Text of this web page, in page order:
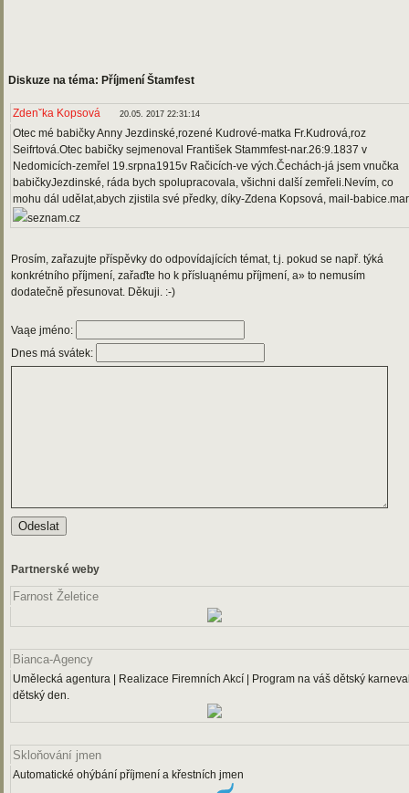
Diskuze na téma: Příjmení Štamfest
Zdenˇka Kopsová 20.05. 2017 22:31:14
Otec mé babičky Anny Jezdinské,rozené Kudrové-matka Fr.Kudrová,roz
Seifrtová.Otec babičky sejmenoval František Stammfest-nar.26:9.1837 v
Nedomicích-zemřel 19.srpna1915v Račicích-ve vých.Čechách-já jsem vnučka
babičkyJezdinské, ráda bych spolupracovala, všichni další zemřeli.Nevím, co
mohu dál udělat,abych zjistila své předky, díky-Zdena Kopsová, mail-
seznam.cz
Prosím, zařazujte příspěvky do odpovídajících témat, t.j. pokud se např. týká
konkrétního příjmení, zařaďte ho k přísluąnému příjmení, a» to nemusím
dodatečně přesunovat. Děkuji. :-)
Vaąe jméno:
Dnes má svátek:
Partnerské weby
Farnost Želetice
Bianca-Agency
Umělecká agentura | Realizace Firemních Akcí | Program na váš dětský
dětský den.
Skloňování jmen
Automatické ohýbání příjmení a křestních jmen